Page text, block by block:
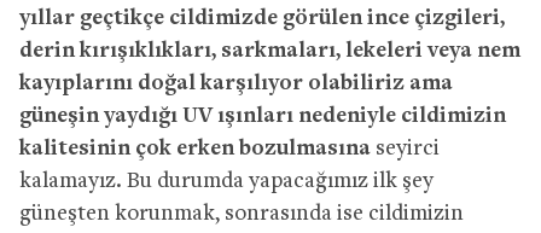
yıllar geçtikçe cildimizde görülen ince çizgileri,
derin kırışıklıkları, sarkmaları, lekeleri veya nem
kayıplarını doğal karşılıyor olabiliriz ama
güneşin yaydığı UV ışınları nedeniyle cildimizin
kalitesinin çok erken bozulmasına seyirci
kalamayız. Bu durumda yapacağımız ilk şey
güneşten korunmak, sonrasında ise cildimizin